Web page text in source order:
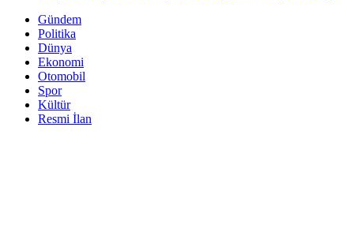
Gündem
Politika
Dünya
Ekonomi
Otomobil
Spor
Kültür
Resmi İlan